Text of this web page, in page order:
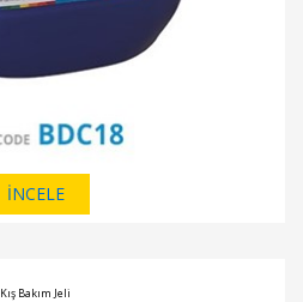
İNCELE
Kış Bakım Jeli